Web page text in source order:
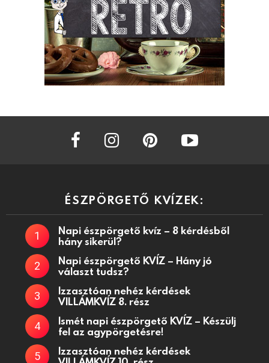
facebook instagram
ÉSZPÖRGETŐ KVÍZEK:
Napi észpörgető kvíz – 8 kérdésből
hány sikerül?
Napi észpörgető KVÍZ – Hány jó
választ tudsz?
Izzasztóan nehéz kérdések
VILLÁMKVÍZ 8. rész
Ismét napi észpörgető KVÍZ – Készülj
fel az agypörgetésre!
Izzasztóan nehéz kérdések